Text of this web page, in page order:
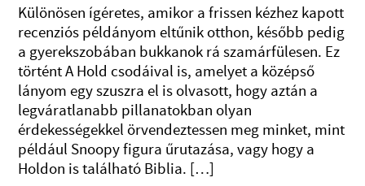
Különösen ígéretes, amikor a frissen kézhez kapott
recenziós példányom eltűnik otthon, később pedig
a gyerekszobában bukkanok rá szamárfülesen. Ez
történt A Hold csodáival is, amelyet a középső
lányom egy szuszra el is olvasott, hogy aztán a
legváratlanabb pillanatokban olyan
érdekességekkel örvendeztessen meg minket, mint
például Snoopy figura űrutazása, vagy hogy a
Holdon is található Biblia. […]